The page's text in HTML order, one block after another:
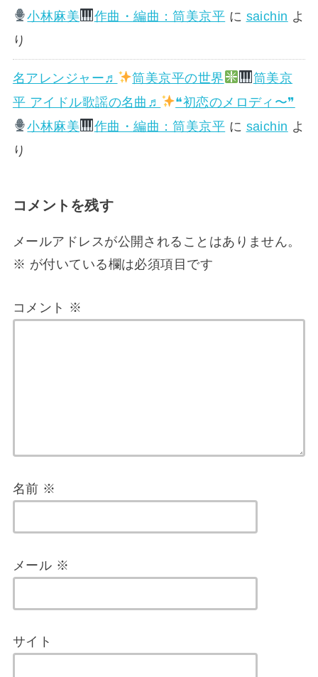
小林麻美
作曲・編曲：筒美京平 に saichin よ
り
名アレンジャー♬ 筒美京平の世界
筒美京
平 アイドル歌謡の名曲♬
❝初恋のメロディ〜❞
小林麻美
作曲・編曲：筒美京平 に saichin よ
り
コメントを残す
メールアドレスが公開されることはありません。
※ が付いている欄は必須項目です
コメント ※
名前 ※
メール ※
サイト